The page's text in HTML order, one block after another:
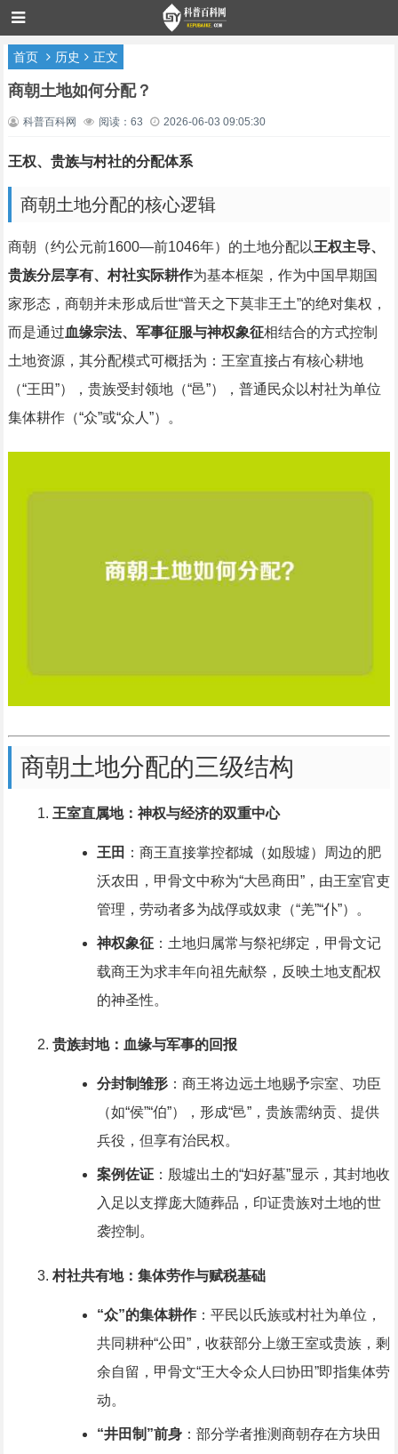
首页 历史 正文
商朝土地如何分配？
科普百科网 阅读：63 2026-06-03 09:05:30
王权、贵族与村社的分配体系
商朝土地分配的核心逻辑
商朝（约公元前1600—前1046年）的土地分配以王权主导、
贵族分层享有、村社实际耕作为基本框架，作为中国早期国
家形态，商朝并未形成后世“普天之下莫非王土”的绝对集权，
而是通过血缘宗法、军事征服与神权象征相结合的方式控制
土地资源，其分配模式可概括为：王室直接占有核心耕地
（“王田”），贵族受封领地（“邑”），普通民众以村社为单位
集体耕作（“众”或“众人”）。
商朝土地分配的三级结构
王室直属地：神权与经济的双重中心
王田 ：商王直接掌控都城（如殷墟）周边的肥
沃农田，甲骨文中称为“大邑商田”，由王室官吏
管理，劳动者多为战俘或奴隶（“羌”“仆”）。
神权象征：土地归属常与祭祀绑定，甲骨文记
载商王为求丰年向祖先献祭，反映土地支配权
的神圣性。
贵族封地：血缘与军事的回报
分封制雏形：商王将边远土地赐予宗室、功臣
（如“侯”“伯”），形成“邑”，贵族需纳贡、提供
兵役，但享有治民权。
案例佐证：殷墟出土的“妇好墓”显示，其封地收
入足以支撑庞大随葬品，印证贵族对土地的世
袭控制。
村社共有地：集体劳作与赋税基础
“众”的集体耕作：平民以氏族或村社为单位，
共同耕种“公田”，收获部分上缴王室或贵族，剩
余自留，甲骨文“王大令众人曰协田”即指集体劳
动。
“井田制”前身：部分学者推测商朝存在方块田